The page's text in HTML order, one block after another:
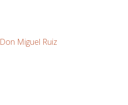
Don Miguel Ruiz